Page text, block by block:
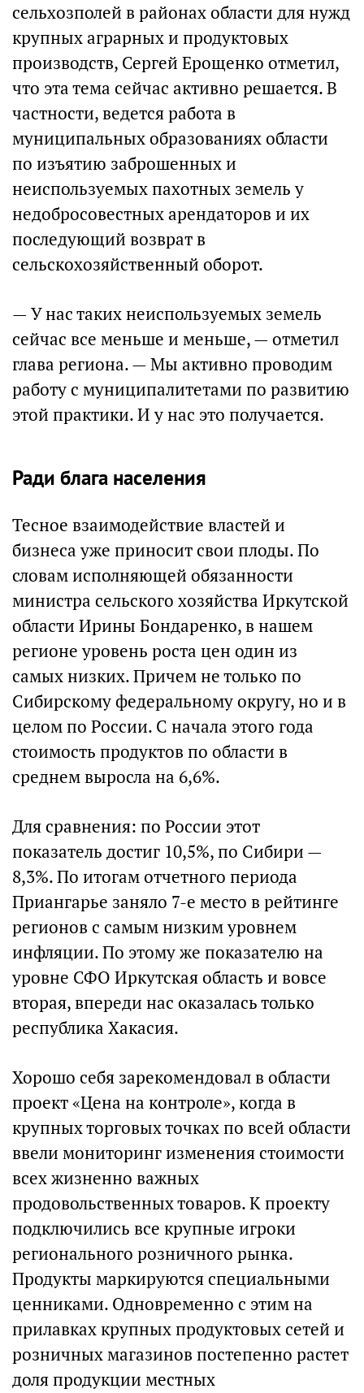
сельхозполей в районах области для нужд
крупных аграрных и продуктовых
производств, Сергей Ерощенко отметил,
что эта тема сейчас активно решается. В
частности, ведется работа в
муниципальных образованиях области
по изъятию заброшенных и
неиспользуемых пахотных земель у
недобросовестных арендаторов и их
последующий возврат в
сельскохозяйственный оборот.
— У нас таких неиспользуемых земель
сейчас все меньше и меньше, — отметил
глава региона. — Мы активно проводим
работу с муниципалитетами по развитию
этой практики. И у нас это получается.
Ради блага населения
Тесное взаимодействие властей и
бизнеса уже приносит свои плоды. По
словам исполняющей обязанности
министра сельского хозяйства Иркутской
области Ирины Бондаренко, в нашем
регионе уровень роста цен один из
самых низких. Причем не только по
Сибирскому федеральному округу, но и в
целом по России. С начала этого года
стоимость продуктов по области в
среднем выросла на 6,6%.
Для сравнения: по России этот
показатель достиг 10,5%, по Сибири —
8,3%. По итогам отчетного периода
Приангарье заняло 7-е место в рейтинге
регионов с самым низким уровнем
инфляции. По этому же показателю на
уровне СФО Иркутская область и вовсе
вторая, впереди нас оказалась только
республика Хакасия.
Хорошо себя зарекомендовал в области
проект «Цена на контроле», когда в
крупных торговых точках по всей области
ввели мониторинг изменения стоимости
всех жизненно важных
продовольственных товаров. К проекту
подключились все крупные игроки
регионального розничного рынка.
Продукты маркируются специальными
ценниками. Одновременно с этим на
прилавках крупных продуктовых сетей и
розничных магазинов постепенно растет
доля продукции местных